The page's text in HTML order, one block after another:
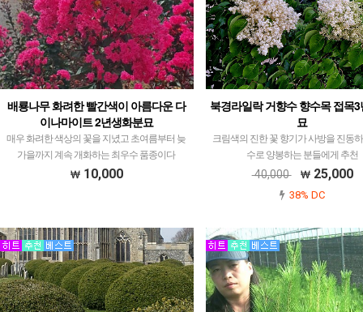
배룡나무 화려한 빨간색이 아름다운 다
이나마이트 2년생화분묘
매우 화려한 색상의 꽃을 지녔고 초여름부터 늦
가을까지 계속 개화하는 최우수 품종이다
10,000
북경라일락 거향수 향수목 접목
묘
크림색의 진한 꽃 향기가 사방을 진동
수로 양봉하는 분들에게 추천
40,000 25,000
38% DC